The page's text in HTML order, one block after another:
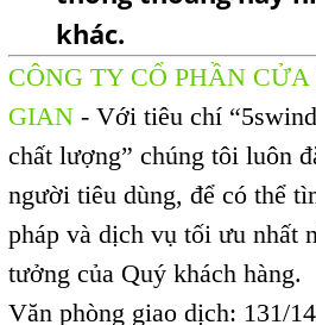
khác.
CÔNG TY CỔ PHẦN
GIAN - Với tiêu chí
chất lượng” chúng tôi luôn
người tiêu dùng, để có thể
pháp và dịch vụ tối ưu nhất
tưởng của Quý khách hàng.
Văn phòng giao dịch: 131/